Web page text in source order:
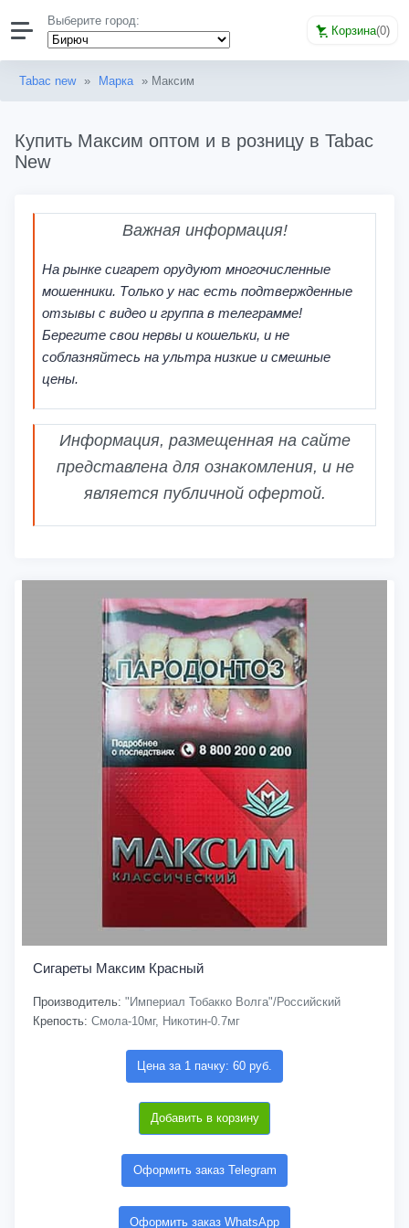
Выберите город:
Корзина(0)
Tabac new » Марка » Максим
Купить Максим оптом и в розницу в Tabac
New
Важная информация!
На рынке сигарет орудуют многочисленные
мошенники. Только у нас есть подтвержденные
отзывы с видео и группа в телеграмме!
Берегите свои нервы и кошельки, и не
соблазняйтесь на ультра низкие и смешные
цены.
Информация, размещенная на сайте
представлена для ознакомления, и не
является публичной офертой.
Сигареты Максим Красный
Производитель: "Империал Тобакко Волга"/Российский
Крепость: Смола-10мг, Никотин-0.7мг
Цена за 1 пачку: 60 руб.
Добавить в корзину
Оформить заказ Telegram
Оформить заказ WhatsApp